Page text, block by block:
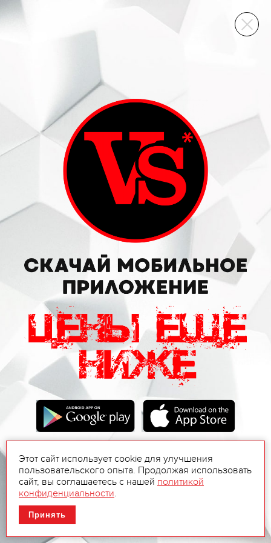
ВИННЫЙ СКЛАД
Этот сайт использует cookie для улучшения
пользовательского опыта. Продолжая использовать
сайт, вы соглашаетесь с нашей политикой
конфиденциальности.
Принять